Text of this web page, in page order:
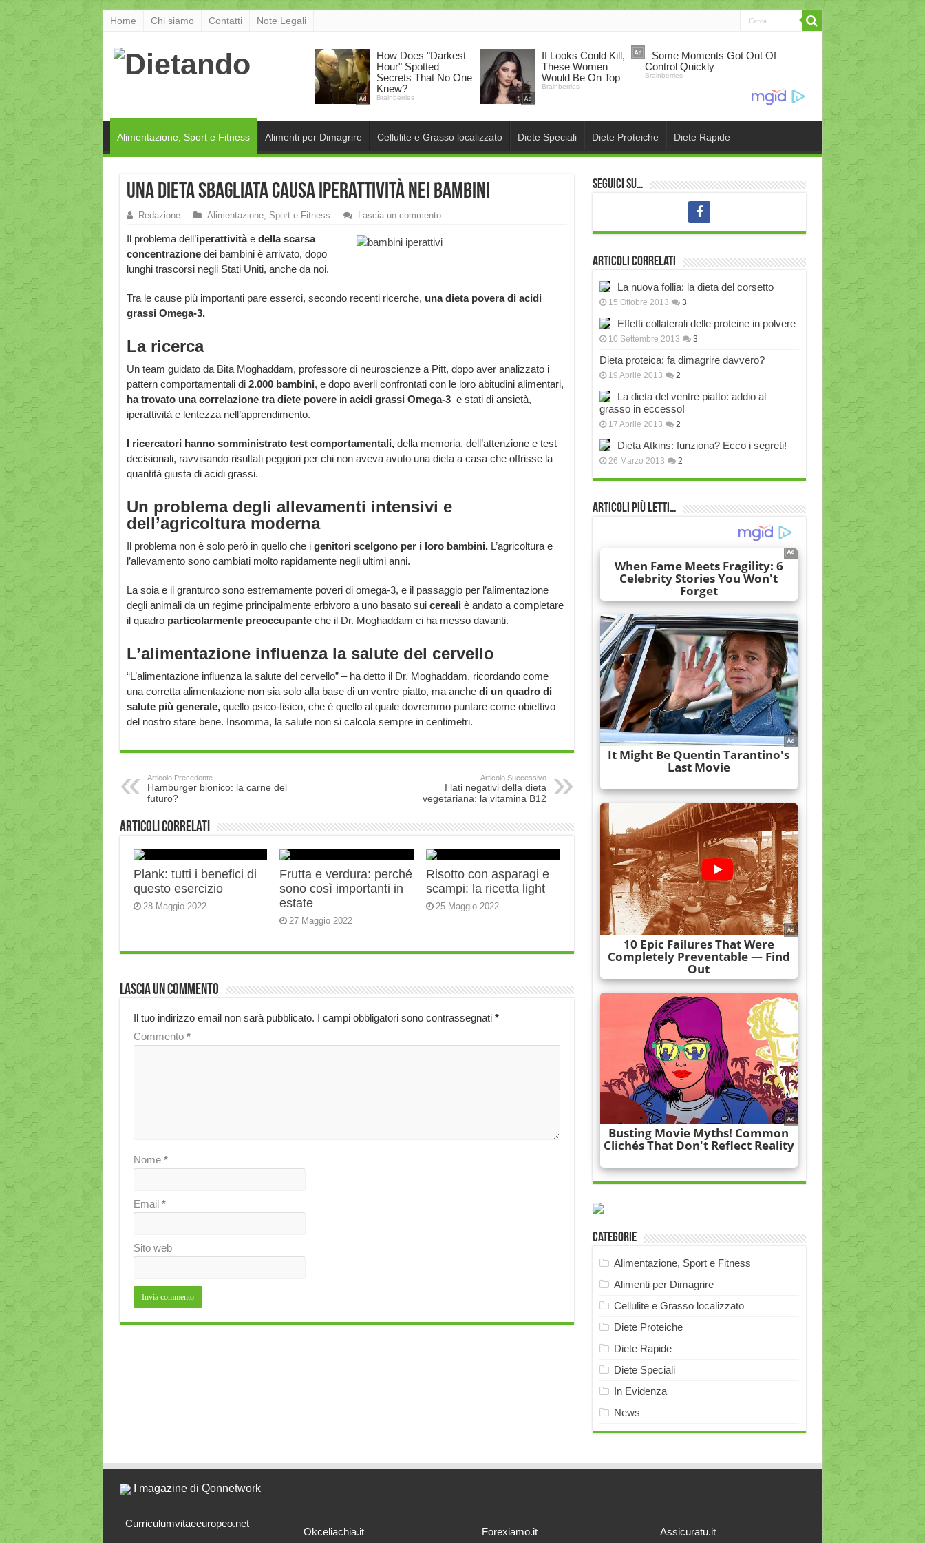
Home Chi siamo Contatti Note Legali
Alimentazione, Sport e Fitness Alimenti per Dimagrire Cellulite e Grasso localizzato Diete Speciali Diete Proteiche Diete Rapide
Una dieta sbagliata causa iperattività nei bambini
Redazione Alimentazione, Sport e Fitness Lascia un commento
Il problema dell’iperattivitàe della scarsa
concentrazione dei bambini è arrivato, dopo
lunghi trascorsi negli Stati Uniti, anche da noi.
Tra le cause più importanti pare esserci, secondo recenti ricerche, una dieta povera di acidi
grassi Omega-3.
La ricerca
Un team guidato da Bita Moghaddam, professore di neuroscienze a Pitt, dopo aver analizzato i
pattern comportamentali di 2.000 bambini, e dopo averli confrontati con le loro abitudini alimentari,
ha trovato una correlazione tra diete povere in acidi grassi Omega-3 e stati di ansietà,
iperattività e lentezza nell’apprendimento.
I ricercatori hanno somministrato test comportamentali, della memoria, dell’attenzione e test
decisionali, ravvisando risultati peggiori per chi non aveva avuto una dieta a casa che offrisse la
quantità giusta di acidi grassi.
Un problema degli allevamenti intensivi e
dell’agricoltura moderna
Il problema non è solo però in quello che i genitori scelgono per i loro bambini. L’agricoltura e
l’allevamento sono cambiati molto rapidamente negli ultimi anni.
La soia e il granturco sono estremamente poveri di omega-3, e il passaggio per l’alimentazione
degli animali da un regime principalmente erbivoro a uno basato sui cereali è andato a completare
il quadro particolarmente preoccupante che il Dr. Moghaddam ci ha messo davanti.
L’alimentazione influenza la salute del cervello
“L’alimentazione influenza la salute del cervello” – ha detto il Dr. Moghaddam, ricordando come
una corretta alimentazione non sia solo alla base di un ventre piatto, ma anche di un quadro di
salute più generale, quello psico-fisico, che è quello al quale dovremmo puntare come obiettivo
del nostro stare bene. Insomma, la salute non si calcola sempre in centimetri.
Articolo Precedente
Hamburger bionico: la carne del
futuro?
Articolo Successivo
I lati negativi della dieta
vegetariana: la vitamina B12
Articoli correlati
Plank: tutti i benefici di
questo esercizio
28 Maggio 2022
Frutta e verdura: perché
sono così importanti in
estate
27 Maggio 2022
Risotto con asparagi e
scampi: la ricetta light
25 Maggio 2022
Lascia un commento
Il tuo indirizzo email non sarà pubblicato. I campi obbligatori sono contrassegnati *
Commento *
Nome *
Email *
Sito web
Seguici su…
Articoli correlati
La nuova follia: la dieta del corsetto
15 Ottobre 2013 3
Effetti collaterali delle proteine in polvere
10 Settembre 2013 3
Dieta proteica: fa dimagrire davvero?
19 Aprile 2013 2
La dieta del ventre piatto: addio al
grasso in eccesso!
17 Aprile 2013 2
Dieta Atkins: funziona? Ecco i segreti!
26 Marzo 2013 2
Articoli più Letti…
Categorie
Alimentazione, Sport e Fitness
Alimenti per Dimagrire
Cellulite e Grasso localizzato
Diete Proteiche
Diete Rapide
Diete Speciali
In Evidenza
News
I magazine di Qonnetwork
Curriculumvitaeeuropeo.net
Okceliachia.it Forexiamo.it Assicuratu.it